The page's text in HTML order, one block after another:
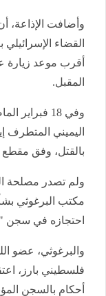
وأضافت الإذاعة،
القضاء
أقرب موعد
المقبل.
وفي 18
اليميني المتطرف
بالقتل، وفق مقطع
ولم تصدر مصلحة
مكتب البرغوثي
احتجازه في سجن
والبرغوثي، عضو
أحكام بالسجن